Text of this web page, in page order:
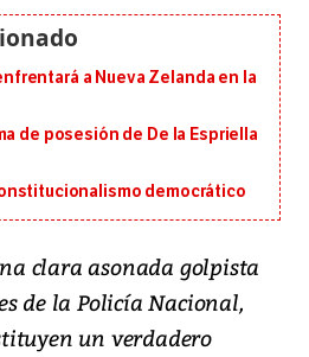
a Nueva Zelanda en la
de posesión de De la Espriella
democrático
clara asonada golpista
de la Policía Nacional,
un verdadero